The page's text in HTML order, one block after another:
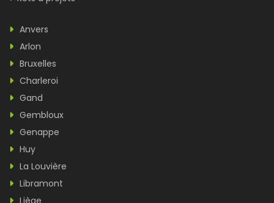
Anvers
Arlon
Bruxelles
Charleroi
Gand
Gembloux
Genappe
Huy
La Louvière
Libramont